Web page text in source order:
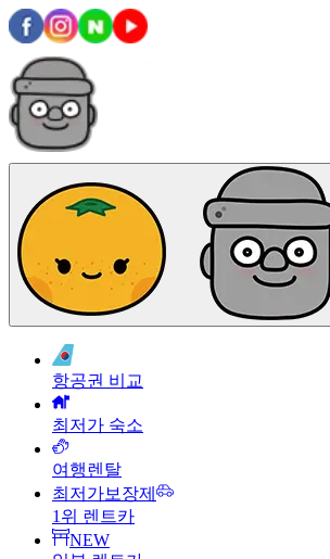
항공권 비교
최저가 숙소
여행렌탈
최저가보장제
1위 렌트카
NEW